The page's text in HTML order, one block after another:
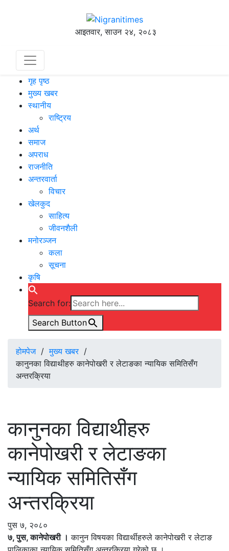
आइतवार, साउन २४, २०८३
गृह पृष्ठ
मुख्य खबर
स्थानीय
राष्ट्रिय
अर्थ
समाज
अपराध
राजनीति
अन्तरवार्ता
विचार
खेलकुद
साहित्य
जीवनशैली
मनोरञ्जन
कला
सूचना
कृषि
Search for:
Search Button
होमपेज/मुख्य खबर/
कानुनका विद्याथीहरु कानेपोखरी र लेटाङका न्यायिक समितिसँग
अन्तरक्रिया
कानुनका विद्याथीहरु
कानेपोखरी र लेटाङका
न्यायिक समितिसँग
अन्तरक्रिया
पुस ७, २०८०
७, पुस, कानेपोखरी । कानुन विषयका विद्यार्थीहरुले कानेपोखरी र लेटाङ